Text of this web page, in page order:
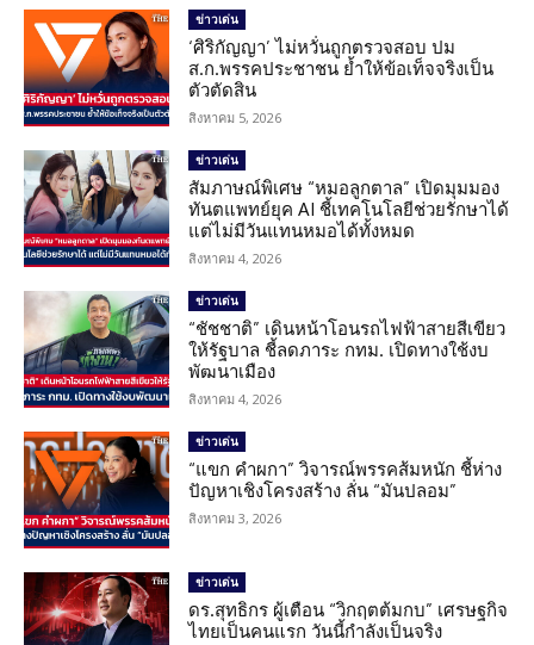
ข่าวเด่น
‘ศิริกัญญา’ ไม่หวั่นถูกตรวจสอบ ปม
ส.ก.พรรคประชาชน ย้ำให้ข้อเท็จจริงเป็น
ตัวตัดสิน
สิงหาคม 5, 2026
ข่าวเด่น
สัมภาษณ์พิเศษ “หมอลูกตาล” เปิดมุมมอง
ทันตแพทย์ยุค AI ชี้เทคโนโลยีช่วยรักษาได้
แต่ไม่มีวันแทนหมอได้ทั้งหมด
สิงหาคม 4, 2026
ข่าวเด่น
“ชัชชาติ” เดินหน้าโอนรถไฟฟ้าสายสีเขียว
ให้รัฐบาล ชี้ลดภาระ กทม. เปิดทางใช้งบ
พัฒนาเมือง
สิงหาคม 4, 2026
ข่าวเด่น
“แขก คำผกา” วิจารณ์พรรคส้มหนัก ชี้ห่าง
ปัญหาเชิงโครงสร้าง ลั่น “มันปลอม”
สิงหาคม 3, 2026
ข่าวเด่น
ดร.สุทธิกร ผู้เตือน “วิกฤตต้มกบ” เศรษฐกิจ
ไทยเป็นคนแรก วันนี้กำลังเป็นจริง